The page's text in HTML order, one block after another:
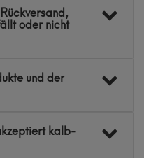
oder nicht
und der
kalb-